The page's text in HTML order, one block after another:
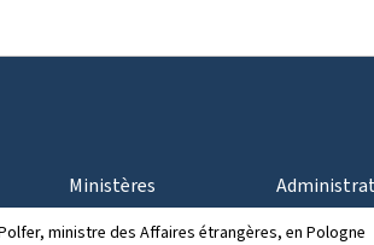
Ministères
ministre des Affaires étrangères, en Pologne